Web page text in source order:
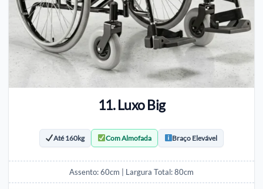
11. Luxo Big
Até 160kg Com Almofada Braço Elevável
Assento: 60cm | Largura Total: 80cm